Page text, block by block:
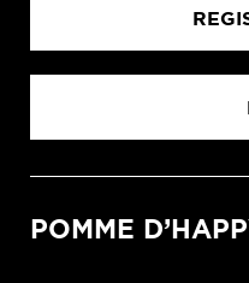
POMME